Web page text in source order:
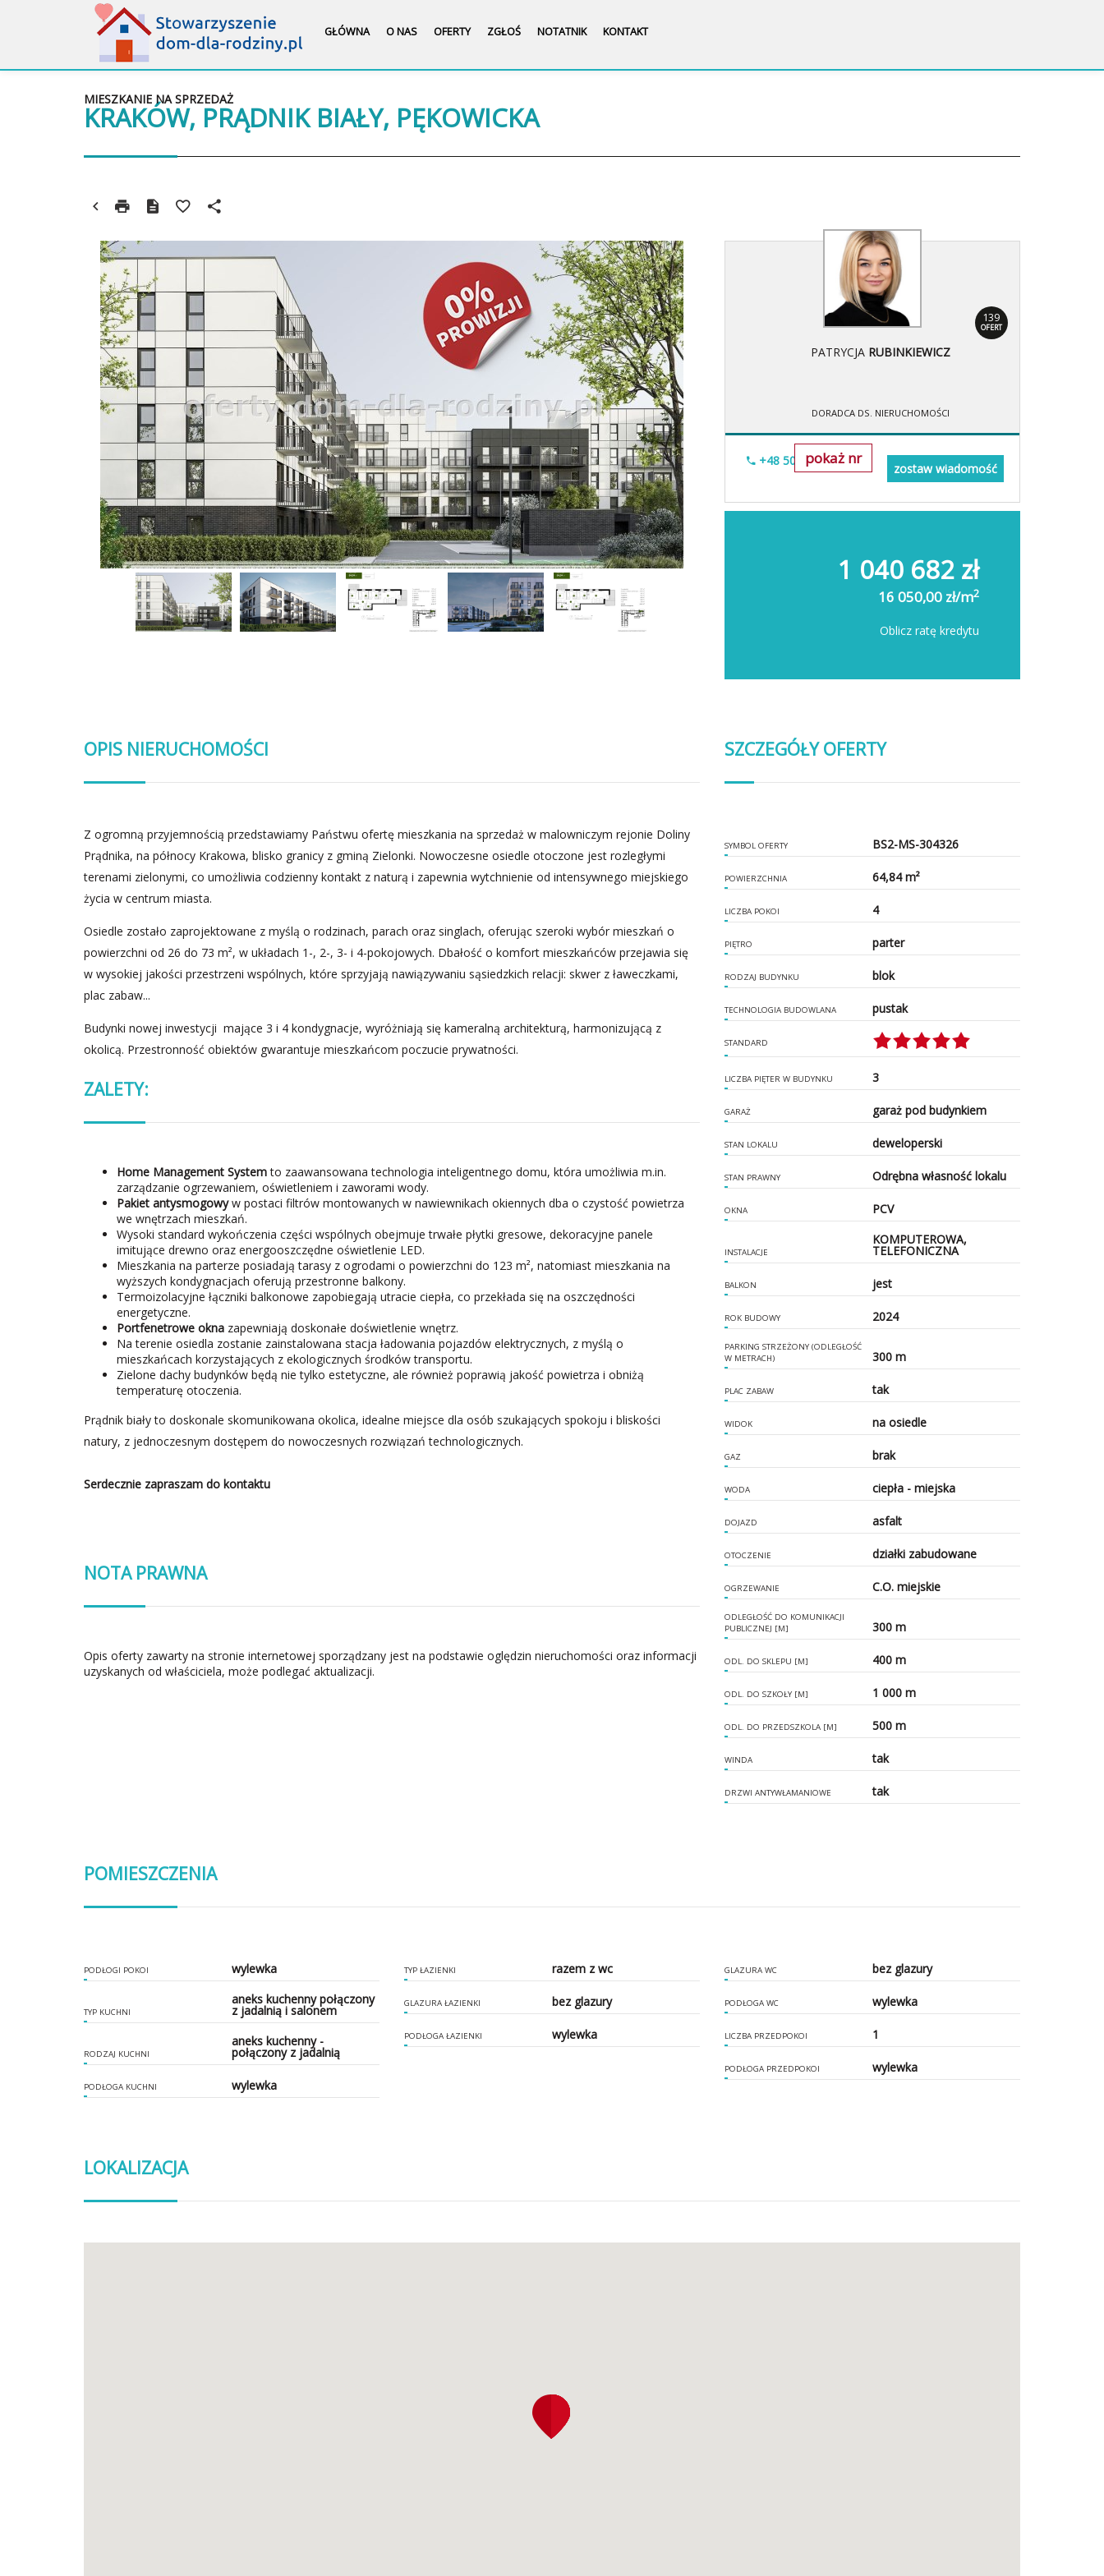
GŁÓWNA O NAS OFERTY ZGŁOŚ NOTATNIK KONTAKT
KRAKÓW, PRĄDNIK BIAŁY, PĘKOWICKA
MIESZKANIE NA SPRZEDAŻ
139
OFERT
PATRYCJA RUBINKIEWICZ
DORADCA DS. NIERUCHOMOŚCI
pokaż nr
+48 505-236-943
zostaw wiadomość
1 040 682 zł
16 050,00 zł/m2
Oblicz ratę kredytu
OPIS NIERUCHOMOŚCI
Z ogromną przyjemnością przedstawiamy Państwu ofertę mieszkania na sprzedaż w malowniczym rejonie Doliny
Prądnika, na północy Krakowa, blisko granicy z gminą Zielonki. Nowoczesne osiedle otoczone jest rozległymi
terenami zielonymi, co umożliwia codzienny kontakt z naturą i zapewnia wytchnienie od intensywnego miejskiego
życia w centrum miasta.
Osiedle zostało zaprojektowane z myślą o rodzinach, parach oraz singlach, oferując szeroki wybór mieszkań o
powierzchni od 26 do 73 m², w układach 1-, 2-, 3- i 4-pokojowych. Dbałość o komfort mieszkańców przejawia się
w wysokiej jakości przestrzeni wspólnych, które sprzyjają nawiązywaniu sąsiedzkich relacji: skwer z ławeczkami,
plac zabaw...
Budynki nowej inwestycji mające 3 i 4 kondygnacje, wyróżniają się kameralną architekturą, harmonizującą z
okolicą. Przestronność obiektów gwarantuje mieszkańcom poczucie prywatności.
ZALETY:
Home Management Systemto zaawansowana technologia inteligentnego domu, która umożliwia m.in.
zarządzanie ogrzewaniem, oświetleniem i zaworami wody.
Pakiet antysmogowyw postaci filtrów montowanych w nawiewnikach okiennych dba o czystość powietrza
we wnętrzach mieszkań.
Wysoki standard wykończenia części wspólnych obejmuje trwałe płytki gresowe, dekoracyjne panele
imitujące drewno oraz energooszczędne oświetlenie LED.
Mieszkania na parterze posiadają tarasy z ogrodami o powierzchni do 123 m², natomiast mieszkania na
wyższych kondygnacjach oferują przestronne balkony.
Termoizolacyjne łączniki balkonowe zapobiegają utracie ciepła, co przekłada się na oszczędności
energetyczne.
Portfenetrowe okna zapewniają doskonałe doświetlenie wnętrz.
Na terenie osiedla zostanie zainstalowana stacja ładowania pojazdów elektrycznych, z myślą o
mieszkańcach korzystających z ekologicznych środków transportu.
Zielone dachy budynków będą nie tylko estetyczne, ale również poprawią jakość powietrza i obniżą
temperaturę otoczenia.
Prądnik biały to doskonale skomunikowana okolica, idealne miejsce dla osób szukających spokoju i bliskości
natury, z jednoczesnym dostępem do nowoczesnych rozwiązań technologicznych.
Serdecznie zapraszam do kontaktu
NOTA PRAWNA
Opis oferty zawarty na stronie internetowej sporządzany jest na podstawie oględzin nieruchomości oraz informacji
uzyskanych od właściciela, może podlegać aktualizacji.
SZCZEGÓŁY OFERTY
SYMBOL OFERTY BS2-MS-304326
POWIERZCHNIA 64,84 m²
LICZBA POKOI 4
PIĘTRO parter
RODZAJ BUDYNKU blok
TECHNOLOGIA BUDOWLANA pustak
STANDARD
LICZBA PIĘTER W BUDYNKU 3
GARAŻ garaż pod budynkiem
STAN LOKALU deweloperski
STAN PRAWNY Odrębna własność lokalu
OKNA PCV
INSTALACJE
KOMPUTEROWA,
TELEFONICZNA
BALKON jest
ROK BUDOWY 2024
PARKING STRZEŻONY (ODLEGŁOŚĆ
W METRACH)
300 m
PLAC ZABAW tak
WIDOK na osiedle
GAZ brak
WODA ciepła - miejska
DOJAZD asfalt
OTOCZENIE działki zabudowane
OGRZEWANIE C.O. miejskie
ODLEGŁOŚĆ DO KOMUNIKACJI
PUBLICZNEJ [M]
300 m
ODL. DO SKLEPU [M] 400 m
ODL. DO SZKOŁY [M] 1 000 m
ODL. DO PRZEDSZKOLA [M] 500 m
WINDA tak
DRZWI ANTYWŁAMANIOWE tak
POMIESZCZENIA
PODŁOGI POKOI wylewka
TYP KUCHNI
aneks kuchenny połączony
z jadalnią i salonem
RODZAJ KUCHNI
aneks kuchenny -
połączony z jadalnią
PODŁOGA KUCHNI wylewka
TYP ŁAZIENKI razem z wc
GLAZURA ŁAZIENKI bez glazury
PODŁOGA ŁAZIENKI wylewka
GLAZURA WC bez glazury
PODŁOGA WC wylewka
LICZBA PRZEDPOKOI 1
PODŁOGA PRZEDPOKOI wylewka
LOKALIZACJA